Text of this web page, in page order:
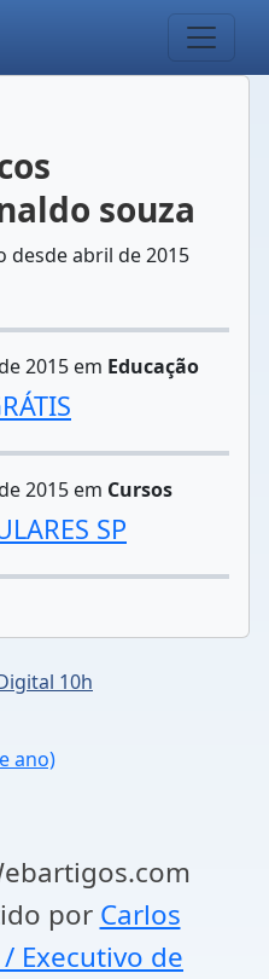
souza
desde abril de 2015
2015 em Educação
2015 em Cursos
SP
10h
ano)
por Carlos
Executivo de